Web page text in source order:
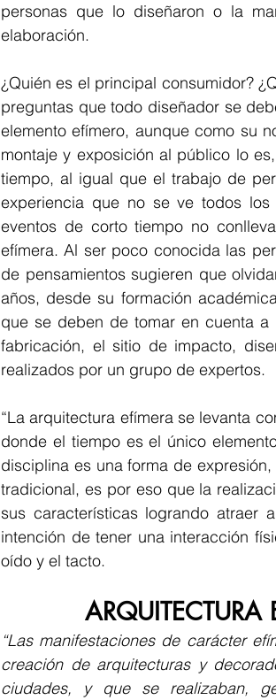
personas que lo diseñaron o la
elaboración.
¿Quién es el principal consumidor?
preguntas que todo diseñador se
elemento efímero, aunque como su
montaje y exposición al público lo
tiempo, al igual que el trabajo de
experiencia que no se ve todos
eventos de corto tiempo no
efímera. Al ser poco conocida las
de pensamientos sugieren que
años, desde su formación
que se deben de tomar en cuenta
fabricación, el sitio de impacto,
realizados por un grupo de expertos.
“La arquitectura efímera se levanta
donde el tiempo es el único
disciplina es una forma de
tradicional, es por eso que la
sus características logrando atraer
intención de tener una interacción
oído y el tacto.
ARQUITECTURA
“Las manifestaciones de carácter
creación de arquitecturas y
ciudades, y que se realizaban,